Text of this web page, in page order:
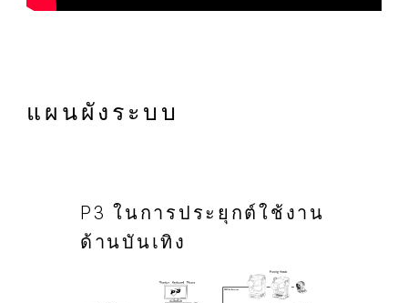
แผนผังระบบ
P3 ในการประยุกต์ใช้งาน
ด้านบันเทิง